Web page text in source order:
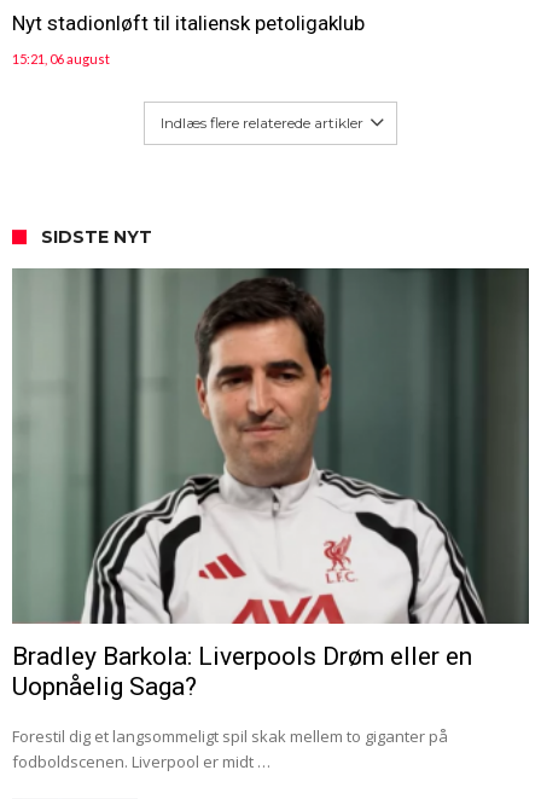
Nyt stadionløft til italiensk petoligaklub
15:21, 06 august
Indlæs flere relaterede artikler
SIDSTE NYT
Bradley Barkola: Liverpools Drøm eller en
Uopnåelig Saga?
Forestil dig et langsommeligt spil skak mellem to giganter på
fodboldscenen. Liverpool er midt …